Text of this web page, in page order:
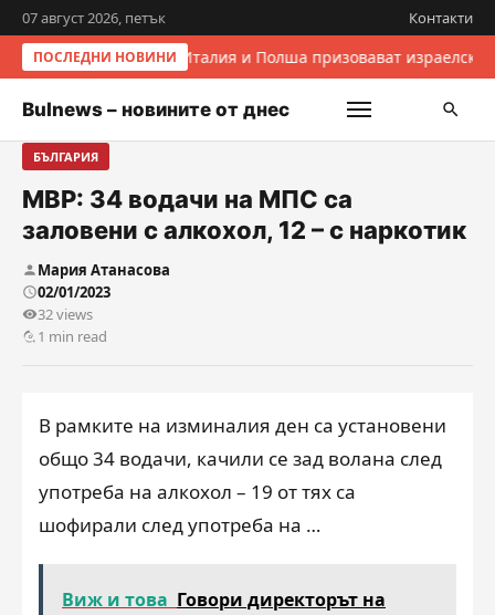
07 август 2026, петък Контакти
ПОСЛЕДНИ НОВИНИ Италия и Полша призовават
Bulnews – новините от днес
БЪЛГАРИЯ
МВР: 34 водачи на МПС са
заловени с алкохол, 12 – с наркотик
Мария Атанасова
02/01/2023
32 views
1 min read
В рамките на изминалия ден са установени
общо 34 водачи, качили се зад волана след
употреба на алкохол – 19 от тях са
шофирали след употреба на …
Виж и това Говори директорът на